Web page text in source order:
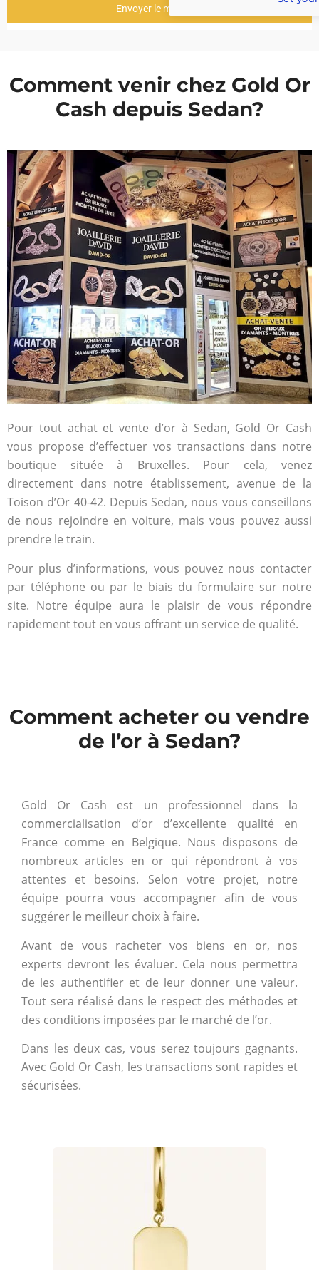
Envoyer le message
Comment venir chez Gold Or
Cash depuis Sedan?
Pour tout achat et vente d’or à Sedan, Gold Or Cash
vous propose d’effectuer vos transactions dans notre
boutique située à Bruxelles. Pour cela, venez
directement dans notre établissement, avenue de la
Toison d’Or 40-42. Depuis Sedan, nous vous conseillons
de nous rejoindre en voiture, mais vous pouvez aussi
prendre le train.
Pour plus d’informations, vous pouvez nous contacter
par téléphone ou par le biais du formulaire sur notre
site. Notre équipe aura le plaisir de vous répondre
rapidement tout en vous offrant un service de qualité.
Comment acheter ou vendre
de l’or à Sedan?
Gold Or Cash est un professionnel dans la
commercialisation d’or d’excellente qualité en
France comme en Belgique. Nous disposons de
nombreux articles en or qui répondront à vos
attentes et besoins. Selon votre projet, notre
équipe pourra vous accompagner afin de vous
suggérer le meilleur choix à faire.
Avant de vous racheter vos biens en or, nos
experts devront les évaluer. Cela nous permettra
de les authentifier et de leur donner une valeur.
Tout sera réalisé dans le respect des méthodes et
des conditions imposées par le marché de l’or.
Dans les deux cas, vous serez toujours gagnants.
Avec Gold Or Cash, les transactions sont rapides et
sécurisées.